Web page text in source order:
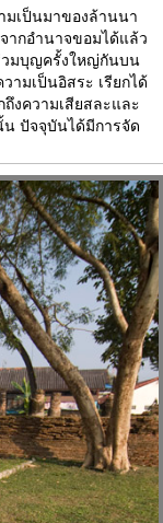
มเป็นมาของล้านนา
ากอำนาจขอมได้แล้ว
วมบุญครั้งใหญ่กันบน
มเป็นอิสระ เรียกได้
งความเสียสละและ
ปัจจุบันได้มีการจัด